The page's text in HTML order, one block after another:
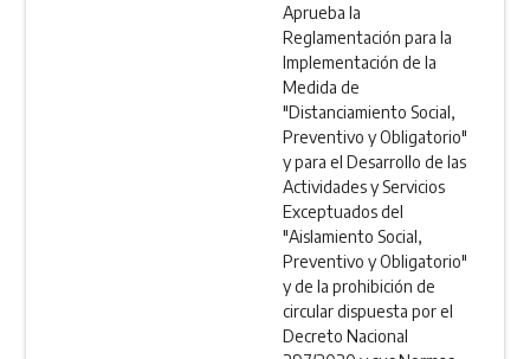
Aprueba la
Reglamentación para la
Implementación de la
Medida de
"Distanciamiento Social,
Preventivo y Obligatorio"
y para el Desarrollo de las
Actividades y Servicios
Exceptuados del
"Aislamiento Social,
Preventivo y Obligatorio"
y de la prohibición de
circular dispuesta por el
Decreto Nacional